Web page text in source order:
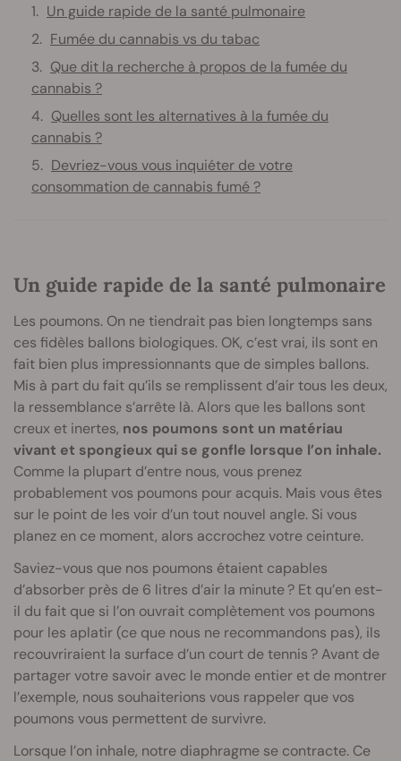
Un guide rapide de la santé pulmonaire
Fumée du cannabis vs du tabac
Que dit la recherche à propos de la fumée du
cannabis ?
Quelles sont les alternatives à la fumée du
cannabis ?
Devriez-vous vous inquiéter de votre
consommation de cannabis fumé ?
Un guide rapide de la santé pulmonaire
Les poumons. On ne tiendrait pas bien longtemps sans
ces fidèles ballons biologiques. OK, c’est vrai, ils sont en
fait bien plus impressionnants que de simples ballons.
Mis à part du fait qu’ils se remplissent d’air tous les deux,
la ressemblance s’arrête là. Alors que les ballons sont
creux et inertes, nos poumons sont un matériau
vivant et spongieux qui se gonfle lorsque l’on inhale.
Comme la plupart d’entre nous, vous prenez
probablement vos poumons pour acquis. Mais vous êtes
sur le point de les voir d’un tout nouvel angle. Si vous
planez en ce moment, alors accrochez votre ceinture.
Saviez-vous que nos poumons étaient capables
d’absorber près de 6 litres d’air la minute ? Et qu’en est-
il du fait que si l’on ouvrait complètement vos poumons
pour les aplatir (ce que nous ne recommandons pas), ils
recouvriraient la surface d’un court de tennis ? Avant de
partager votre savoir avec le monde entier et de montrer
l’exemple, nous souhaiterions vous rappeler que vos
poumons vous permettent de survivre.
Lorsque l’on inhale, notre diaphragme se contracte. Ce